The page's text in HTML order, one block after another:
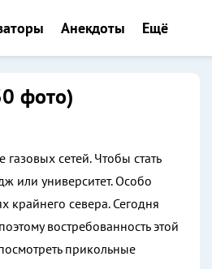
Анекдоты Ещё
фото)
сетей. Чтобы стать
или университет. Особо
крайнего севера. Сегодня
востребованность этой
прикольные